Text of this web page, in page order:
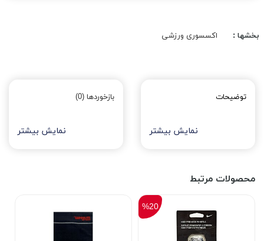
بخشها : اکسسوری ورزشی
توضیحات
نمایش بیشتر
بازخوردها (0)
نمایش بیشتر
محصولات مرتبط
%20